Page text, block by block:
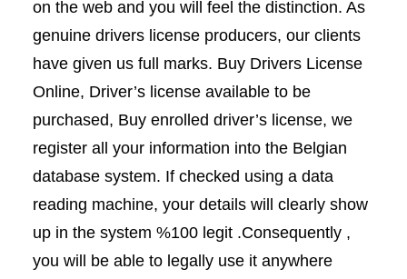
on the web and you will feel the distinction. As
genuine drivers license producers, our clients
have given us full marks. Buy Drivers License
Online, Driver’s license available to be
purchased, Buy enrolled driver’s license, we
register all your information into the Belgian
database system. If checked using a data
reading machine, your details will clearly show
up in the system %100 legit .Consequently ,
you will be able to legally use it anywhere